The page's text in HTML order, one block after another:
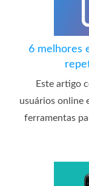
6 melhores
Este artigo
usuários online
ferramentas